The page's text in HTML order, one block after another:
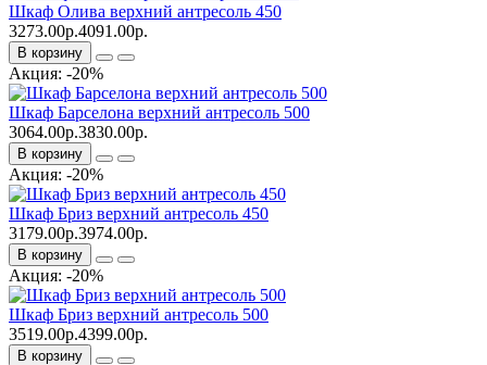
Шкаф Олива верхний антресоль 450
3273.00р.4091.00р.
В корзину
Акция: -20%
Шкаф Барселона верхний антресоль 500
3064.00р.3830.00р.
В корзину
Акция: -20%
Шкаф Бриз верхний антресоль 450
3179.00р.3974.00р.
В корзину
Акция: -20%
Шкаф Бриз верхний антресоль 500
3519.00р.4399.00р.
В корзину